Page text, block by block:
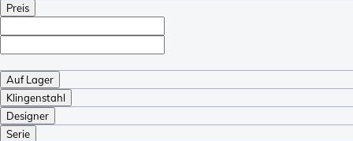
Preis
Auf Lager
Klingenstahl
Designer
Serie